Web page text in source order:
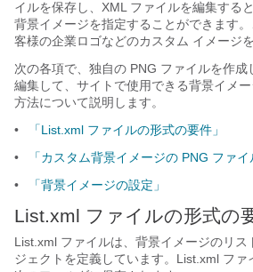
イルを保存し、XML ファイルを編集する
背景イメージを指定することができます
客様の企業ロゴなどのカスタム イメージ
次の各項で、独自の PNG ファイルを作成
編集して、サイトで使用できる背景イメ
方法について説明します。
•
「List.xml ファイルの形式の要件」
•
「カスタム背景イメージの PNG ファイ
•
「背景イメージの設定」
List.xml ファイルの形式の
List.xml ファイルは、背景イメージのリス
ジェクトを定義しています。List.xml フ